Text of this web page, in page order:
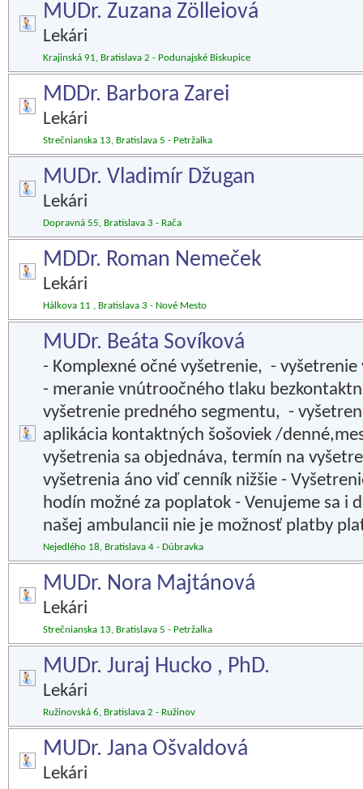
MUDr. Zuzana Zölleiová
Lekári
Krajinská 91, Bratislava 2 - Podunajské Biskupice
MDDr. Barbora Zarei
Lekári
Strečnianska 13, Bratislava 5 - Petržalka
MUDr. Vladimír Džugan
Lekári
Dopravná 55, Bratislava 3 - Rača
MDDr. Roman Nemeček
Lekári
Hálkova 11 , Bratislava 3 - Nové Mesto
MUDr. Beáta Sovíková
- Komplexné očné vyšetrenie, - vyšetrenie
- meranie vnútroočného tlaku
vyšetrenie predného segmentu, -
aplikácia kontaktných šošoviek /
vyšetrenia sa objednáva, termín na
vyšetrenia áno viď cenník nižšie -
hodín možné za poplatok - Venujeme sa i
našej ambulancii nie je možnosť platby
Nejedlého 18, Bratislava 4 - Dúbravka
MUDr. Nora Majtánová
Lekári
Strečnianska 13, Bratislava 5 - Petržalka
MUDr. Juraj Hucko , PhD.
Lekári
Ružinovská 6, Bratislava 2 - Ružinov
MUDr. Jana Ošvaldová
Lekári